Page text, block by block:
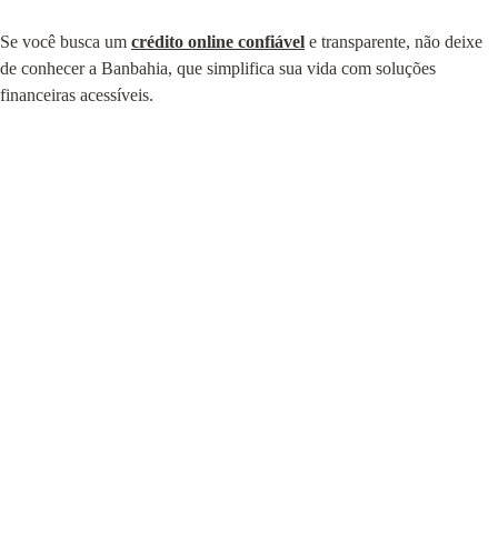
Se você busca um crédito online confiável e transparente, não deixe
de conhecer a Banbahia, que simplifica sua vida com soluções
financeiras acessíveis.